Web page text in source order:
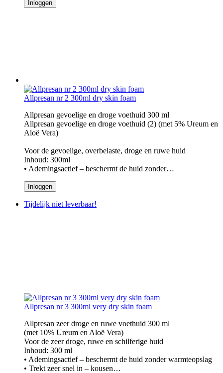
Inloggen
Allpresan nr 2 300ml dry skin foam
Allpresan gevoelige en droge voethuid 300 ml
Allpresan gevoelige en droge voethuid (2) (met 5% Ureum en
Aloë Vera)
Voor de gevoelige, overbelaste, droge en ruwe huid
Inhoud: 300ml
• Ademingsactief – beschermt de huid zonder…
Inloggen
Tijdelijk niet leverbaar!
Allpresan nr 3 300ml very dry skin foam
Allpresan zeer droge en ruwe voethuid 300 ml
(met 10% Ureum en Aloë Vera)
Voor de zeer droge, ruwe en schilferige huid
Inhoud: 300 ml
• Ademingsactief – beschermt de huid zonder warmteopslag
• Trekt zeer snel in – kousen…